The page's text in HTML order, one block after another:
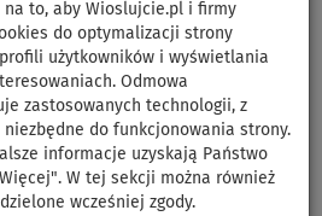
na to, aby Wioslujcie.pl i firmy
do optymalizacji strony
użytkowników i wyświetlania
Odmowa
zastosowanych technologii, z
do funkcjonowania strony.
informacje uzyskają Państwo
W tej sekcji można również
wcześniej zgody.
BLUE -